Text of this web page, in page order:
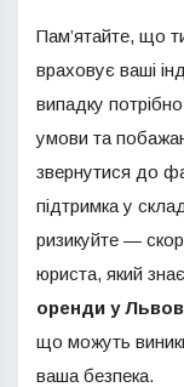
Пам’ятайте, що
враховує ваші
випадку
умови та
звернутися до
підтримка у
ризикуйте —
юриста, який
оренди у
що можуть
ваша безпека.